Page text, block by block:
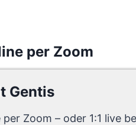
per Zoom
Gentis
per Zoom – oder 1:1 live